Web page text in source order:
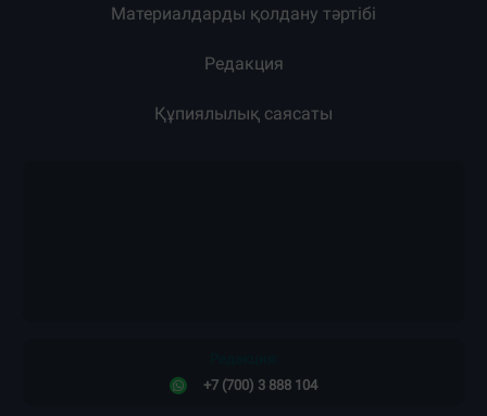
Материалдарды қолдану тәртібі
Редакция
Құпиялылық саясаты
+7 (700) 3 888 104